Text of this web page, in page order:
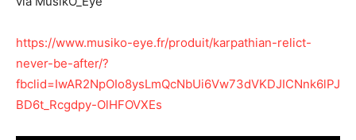
https://www.musiko-eye.fr/produit/karpathian-relict-
never-be-after/?
fbclid=IwAR2NpOIo8ysLmQcNbUi6Vw73dVKDJICNnk6lPJ
BD6t_Rcgdpy-OlHFOVXEs